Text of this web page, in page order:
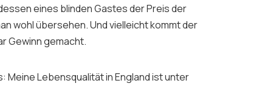
eines blinden Gastes der Preis der
wohl übersehen. Und vielleicht kommt der
Gewinn gemacht.
Meine Lebensqualität in England ist unter